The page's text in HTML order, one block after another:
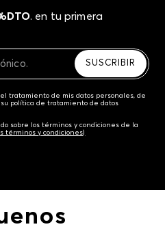
. en tu primera
SUSCRIBIR
el tratamiento de mis datos personales, de
política de tratamiento de datos
sobre los términos y condiciones de la
términos y condiciones)